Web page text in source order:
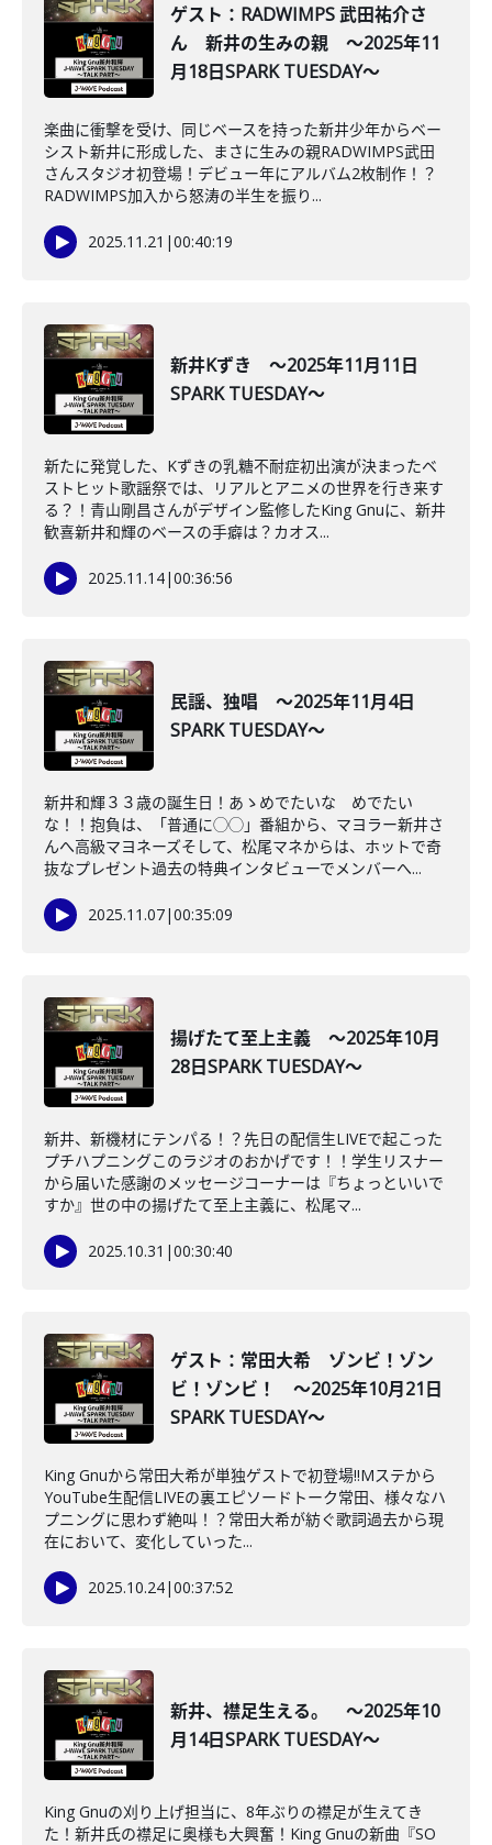
ゲスト：RADWIMPS 武田祐介さ
ん 新井の生みの親 ～2025年11
月18日SPARK TUESDAY～
楽曲に衝撃を受け、同じベースを持った新井少年からベー
シスト新井に形成した、まさに生みの親RADWIMPS武田
さんスタジオ初登場！デビュー年にアルバム2枚制作！？
RADWIMPS加入から怒涛の半生を振り...
2025.11.21 |00:40:19
新井Kずき ～2025年11月11日
SPARK TUESDAY～
新たに発覚した、Kずきの乳糖不耐症初出演が決まったベ
ストヒット歌謡祭では、リアルとアニメの世界を行き来す
る？！青山剛昌さんがデザイン監修したKing Gnuに、新井
歓喜新井和輝のベースの手癖は？カオス...
2025.11.14|00:36:56
民謡、独唱 ～2025年11月4日
SPARK TUESDAY～
新井和輝３３歳の誕生日！あゝめでたいな めでたい
な！！抱負は、「普通に◯◯」番組から、マヨラー新井さ
んへ高級マヨネーズそして、松尾マネからは、ホットで奇
抜なプレゼント過去の特典インタビューでメンバーへ...
2025.11.07|00:35:09
揚げたて至上主義 ～2025年10月
28日SPARK TUESDAY～
新井、新機材にテンパる！？先日の配信生LIVEで起こった
プチハプニングこのラジオのおかげです！！学生リスナー
から届いた感謝のメッセージコーナーは『ちょっといいで
すか』世の中の揚げたて至上主義に、松尾マ...
2025.10.31 |00:30:40
ゲスト：常田大希 ゾンビ！ゾン
ビ！ゾンビ！ ～2025年10月21日
SPARK TUESDAY～
King Gnuから常田大希が単独ゲストで初登場‼Mステから
YouTube生配信LIVEの裏エピソードトーク常田、様々なハ
プニングに思わず絶叫！？常田大希が紡ぐ歌詞過去から現
在において、変化していった...
2025.10.24|00:37:52
新井、襟足生える。 ～2025年10
月14日SPARK TUESDAY～
King Gnuの刈り上げ担当に、8年ぶりの襟足が生えてき
た！新井氏の襟足に奥様も大興奮！King Gnuの新曲『SO